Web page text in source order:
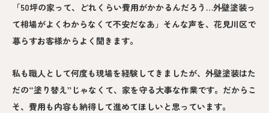
「50坪の家って、どれくらい費用がかかるんだろう…外壁塗装っ
て相場がよくわからなくて不安だなあ」そんな声を、花見川区で
暮らすお客様からよく聞きます。
私も職人として何度も現場を経験してきましたが、外壁塗装はた
だの“塗り替え”じゃなくて、家を守る大事な作業です。だからこ
そ、費用も内容も納得して進めてほしいと思っています。